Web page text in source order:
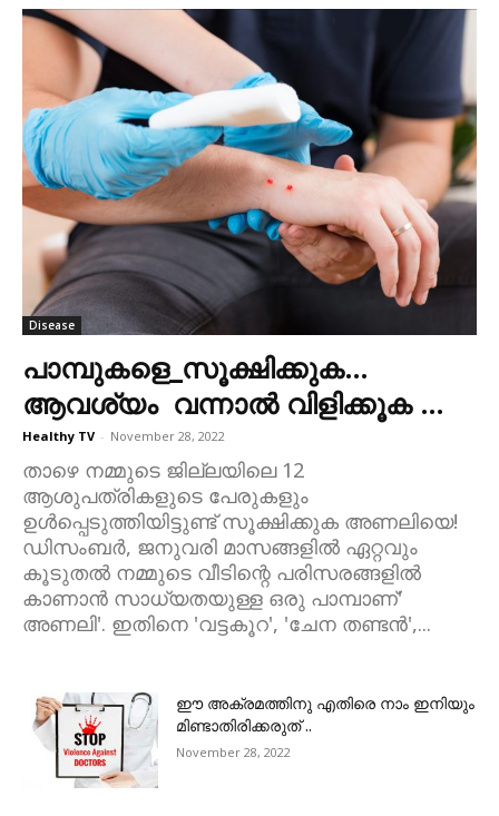
Disease
പാമ്പുകളെ_സൂക്ഷിക്കുക…
ആവശ്യം വന്നാൽ വിളിക്കൂക …
Healthy TV - November 28, 2022
താഴെ നമ്മുടെ ജില്ലയിലെ 12
ആശുപത്രികളുടെ പേരുകളും
ഉൾപ്പെടുത്തിയിട്ടുണ്ട് സൂക്ഷിക്കുക അണലിയെ!
ഡിസംബർ, ജനുവരി മാസങ്ങളിൽ ഏറ്റവും
കൂടുതൽ നമ്മുടെ വീടിന്റെ പരിസരങ്ങളിൽ
കാണാൻ സാധ്യതയുള്ള ഒരു പാമ്പാണ്'
അണലി'. ഇതിനെ 'വട്ടകൂറ', 'ചേന തണ്ടൻ',...
ഈ അക്രമത്തിനു എതിരെ നാം ഇനിയും
മിണ്ടാതിരിക്കരുത് ..
November 28, 2022